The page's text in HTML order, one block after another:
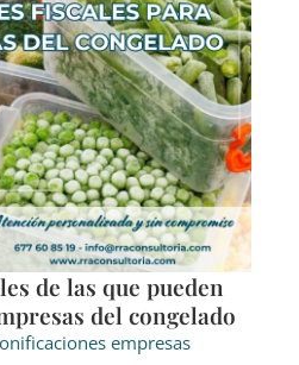
de las que pueden
del congelado
empresas